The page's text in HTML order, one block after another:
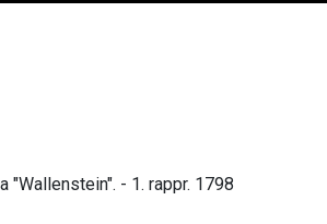
"Wallenstein". - 1. rappr. 1798